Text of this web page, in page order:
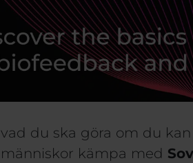
vad du ska göra om du
människor kämpa med